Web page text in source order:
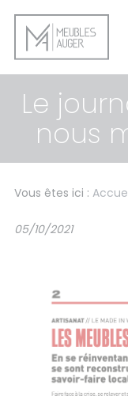
Le
nous
Vous êtes ici :
05/10/2021